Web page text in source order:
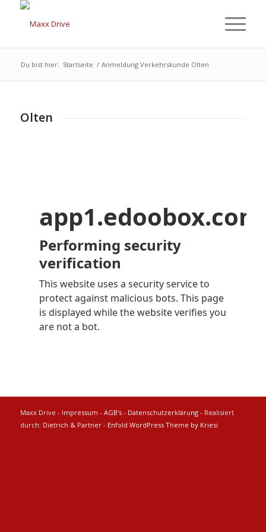
Du bist hier: Startseite / Anmeldung Verkehrskunde Olten
Olten
Maxx Drive - Impressum - AGB's- Datenschutzerklärung- Realisiert
durch: Dietrich & Partner- Enfold WordPress Theme by Kriesi